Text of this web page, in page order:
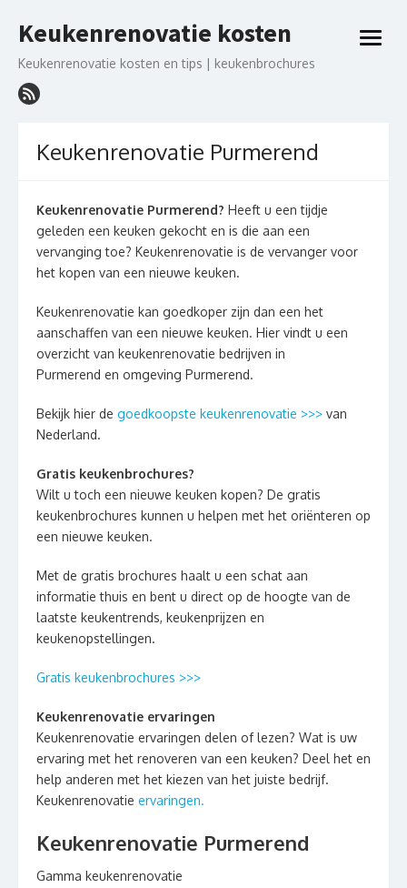
naar
inhoud
Keukenrenovatie kosten
Keukenrenovatie kosten en tips | keukenbrochures
open
Keukenrenovatie Purmerend
Keukenrenovatie Purmerend? Heeft u een tijdje
geleden een keuken gekocht en is die aan een
vervanging toe? Keukenrenovatie is de vervanger voor
het kopen van een nieuwe keuken.
Keukenrenovatie kan goedkoper zijn dan een het
aanschaffen van een nieuwe keuken. Hier vindt u een
overzicht van keukenrenovatie bedrijven in
Purmerend en omgeving Purmerend.
Bekijk hier de goedkoopste keukenrenovatie >>> van
Nederland.
Gratis keukenbrochures?
Wilt u toch een nieuwe keuken kopen? De gratis
keukenbrochures kunnen u helpen met het oriënteren op
een nieuwe keuken.
Met de gratis brochures haalt u een schat aan
informatie thuis en bent u direct op de hoogte van de
laatste keukentrends, keukenprijzen en
keukenopstellingen.
Gratis keukenbrochures >>>
Keukenrenovatie ervaringen
Keukenrenovatie ervaringen delen of lezen? Wat is uw
ervaring met het renoveren van een keuken? Deel het en
help anderen met het kiezen van het juiste bedrijf.
Keukenrenovatie ervaringen.
Keukenrenovatie Purmerend
Gamma keukenrenovatie